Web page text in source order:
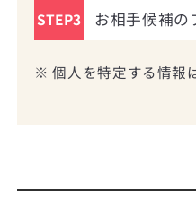
STEP3 お相手候補の
※ 個人を特定する情報